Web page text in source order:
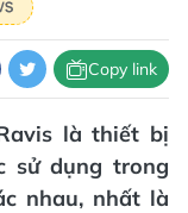
Copy link
là thiết bị
sử dụng trong
nhau, nhất là